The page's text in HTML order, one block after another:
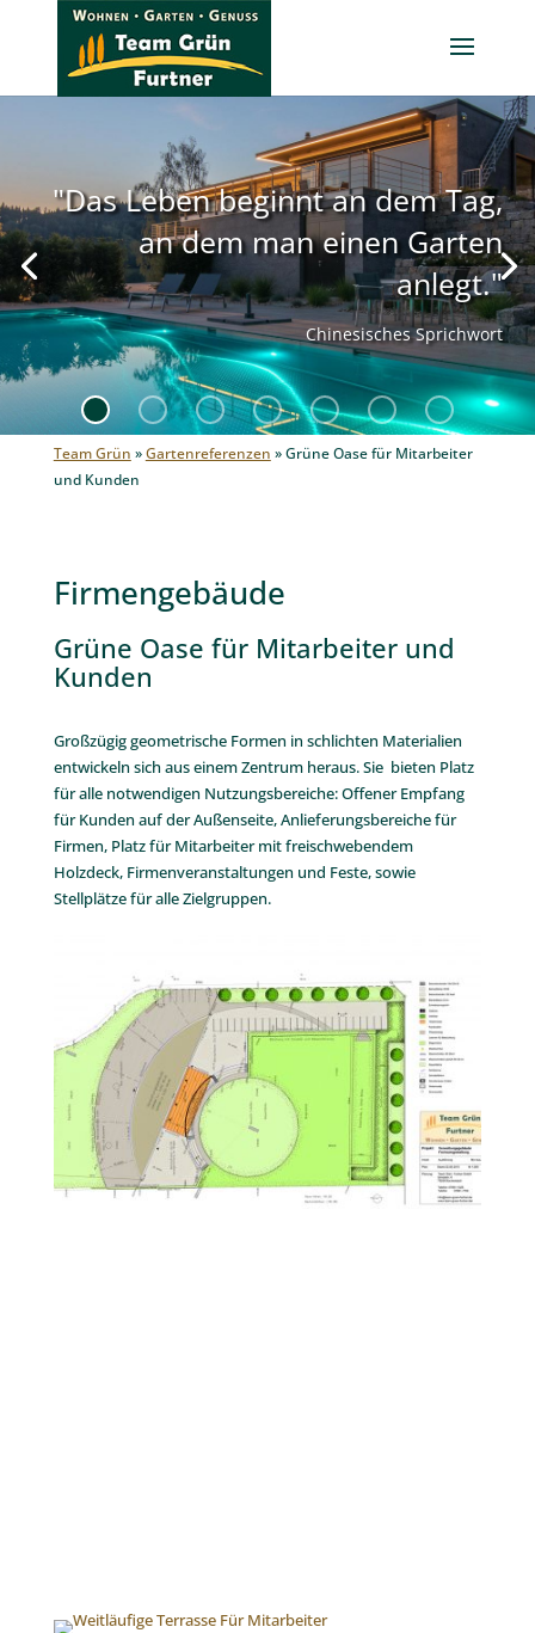
"Das Leben beginnt an dem Tag,
an dem man einen Garten
anlegt."
Chinesisches Sprichwort
Team Grün »Gartenreferenzen »Grüne Oase für Mitarbeiter
und Kunden
Firmengebäude
Grüne Oase für Mitarbeiter und
Kunden
Großzügig geometrische Formen in schlichten Materialien
entwickeln sich aus einem Zentrum heraus. Sie bieten Platz
für alle notwendigen Nutzungsbereiche: Offener Empfang
für Kunden auf der Außenseite, Anlieferungsbereiche für
Firmen, Platz für Mitarbeiter mit freischwebendem
Holzdeck, Firmenveranstaltungen und Feste, sowie
Stellplätze für alle Zielgruppen.